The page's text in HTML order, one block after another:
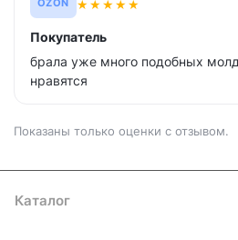
OZON ★★★★★
Покупатель
брала уже много подобных
нравятся
Показаны только оценки с отзывом.
Каталог